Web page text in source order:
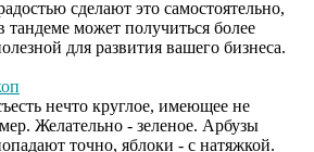
сделают это самостоятельно,
тандеме может получиться более
для развития вашего бизнеса.
нечто круглое, имеющее не
Желательно - зеленое. Арбузы
точно, яблоки - с натяжкой.